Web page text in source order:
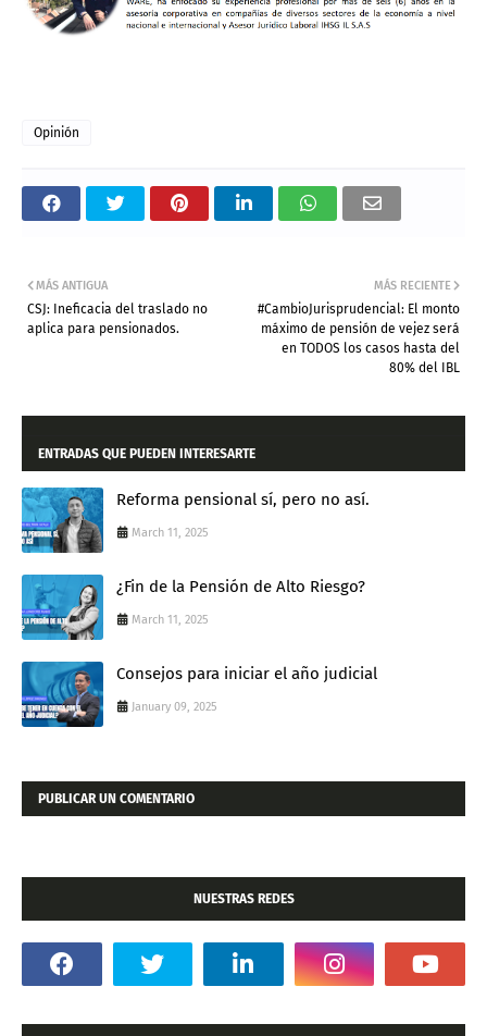
Opinión
MÁS RECIENTE
#CambioJurisprudencial: El monto
máximo de pensión de vejez será
en TODOS los casos hasta del
80% del IBL
MÁS ANTIGUA
CSJ: Ineficacia del traslado no
aplica para pensionados.
ENTRADAS QUE PUEDEN INTERESARTE
Reforma pensional sí, pero no así.
March 11, 2025
¿Fin de la Pensión de Alto Riesgo?
March 11, 2025
Consejos para iniciar el año judicial
January 09, 2025
PUBLICAR UN COMENTARIO
NUESTRAS REDES